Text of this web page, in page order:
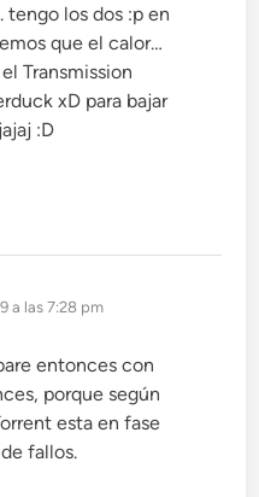
tengo los dos :p en
que el calor…
Transmission
xD para bajar
:D
a las 7:28 pm
entonces con
porque según
esta en fase
fallos.